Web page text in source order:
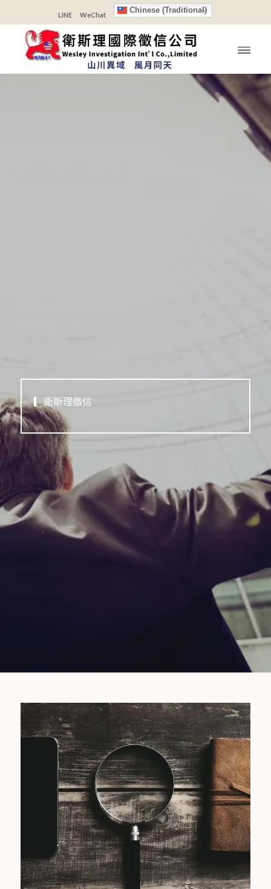
LINE WeChat
Chinese (Traditional)
▎衛斯理徵信